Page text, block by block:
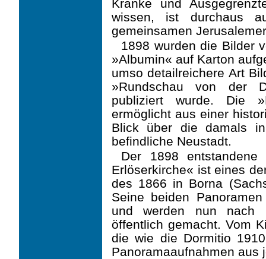
Kranke und
wissen, ist durchaus
gemeinsamen
1898 wurden die Bilder
»Albumin« auf Karton
umso detailreichere Art
»Rundschau von der
publiziert wurde. Die
ermöglicht aus ei­ner
Blick über die damals
befindliche Neustadt.
Der 1898
Erlöserkirche« ist eines
des 1866 in Borna
Seine beiden
und werden nun nach
öffentlich gemacht. Vom
die wie die Dormitio
Panoramaaufnahmen aus